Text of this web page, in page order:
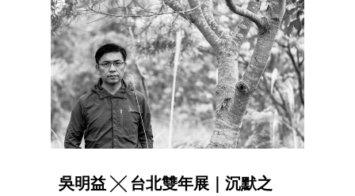
吳明益 ╳ 台北雙年展｜沉默之